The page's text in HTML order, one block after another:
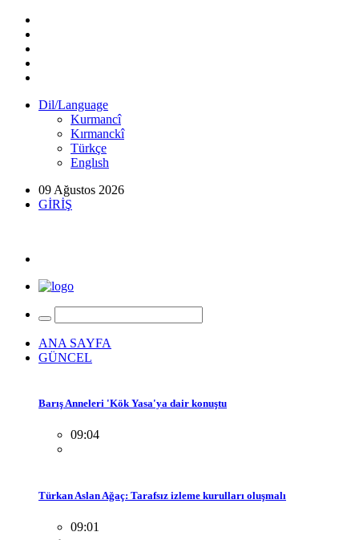
Dil/Language
Kurmancî
Kırmanckî
Türkçe
Englısh
09 Ağustos 2026
GİRİŞ
ANA SAYFA
GÜNCEL
Barış Anneleri 'Kök Yasa'ya dair konuştu
09:04
Türkan Aslan Ağaç: Tarafsız izleme kurulları oluşmalı
09:01